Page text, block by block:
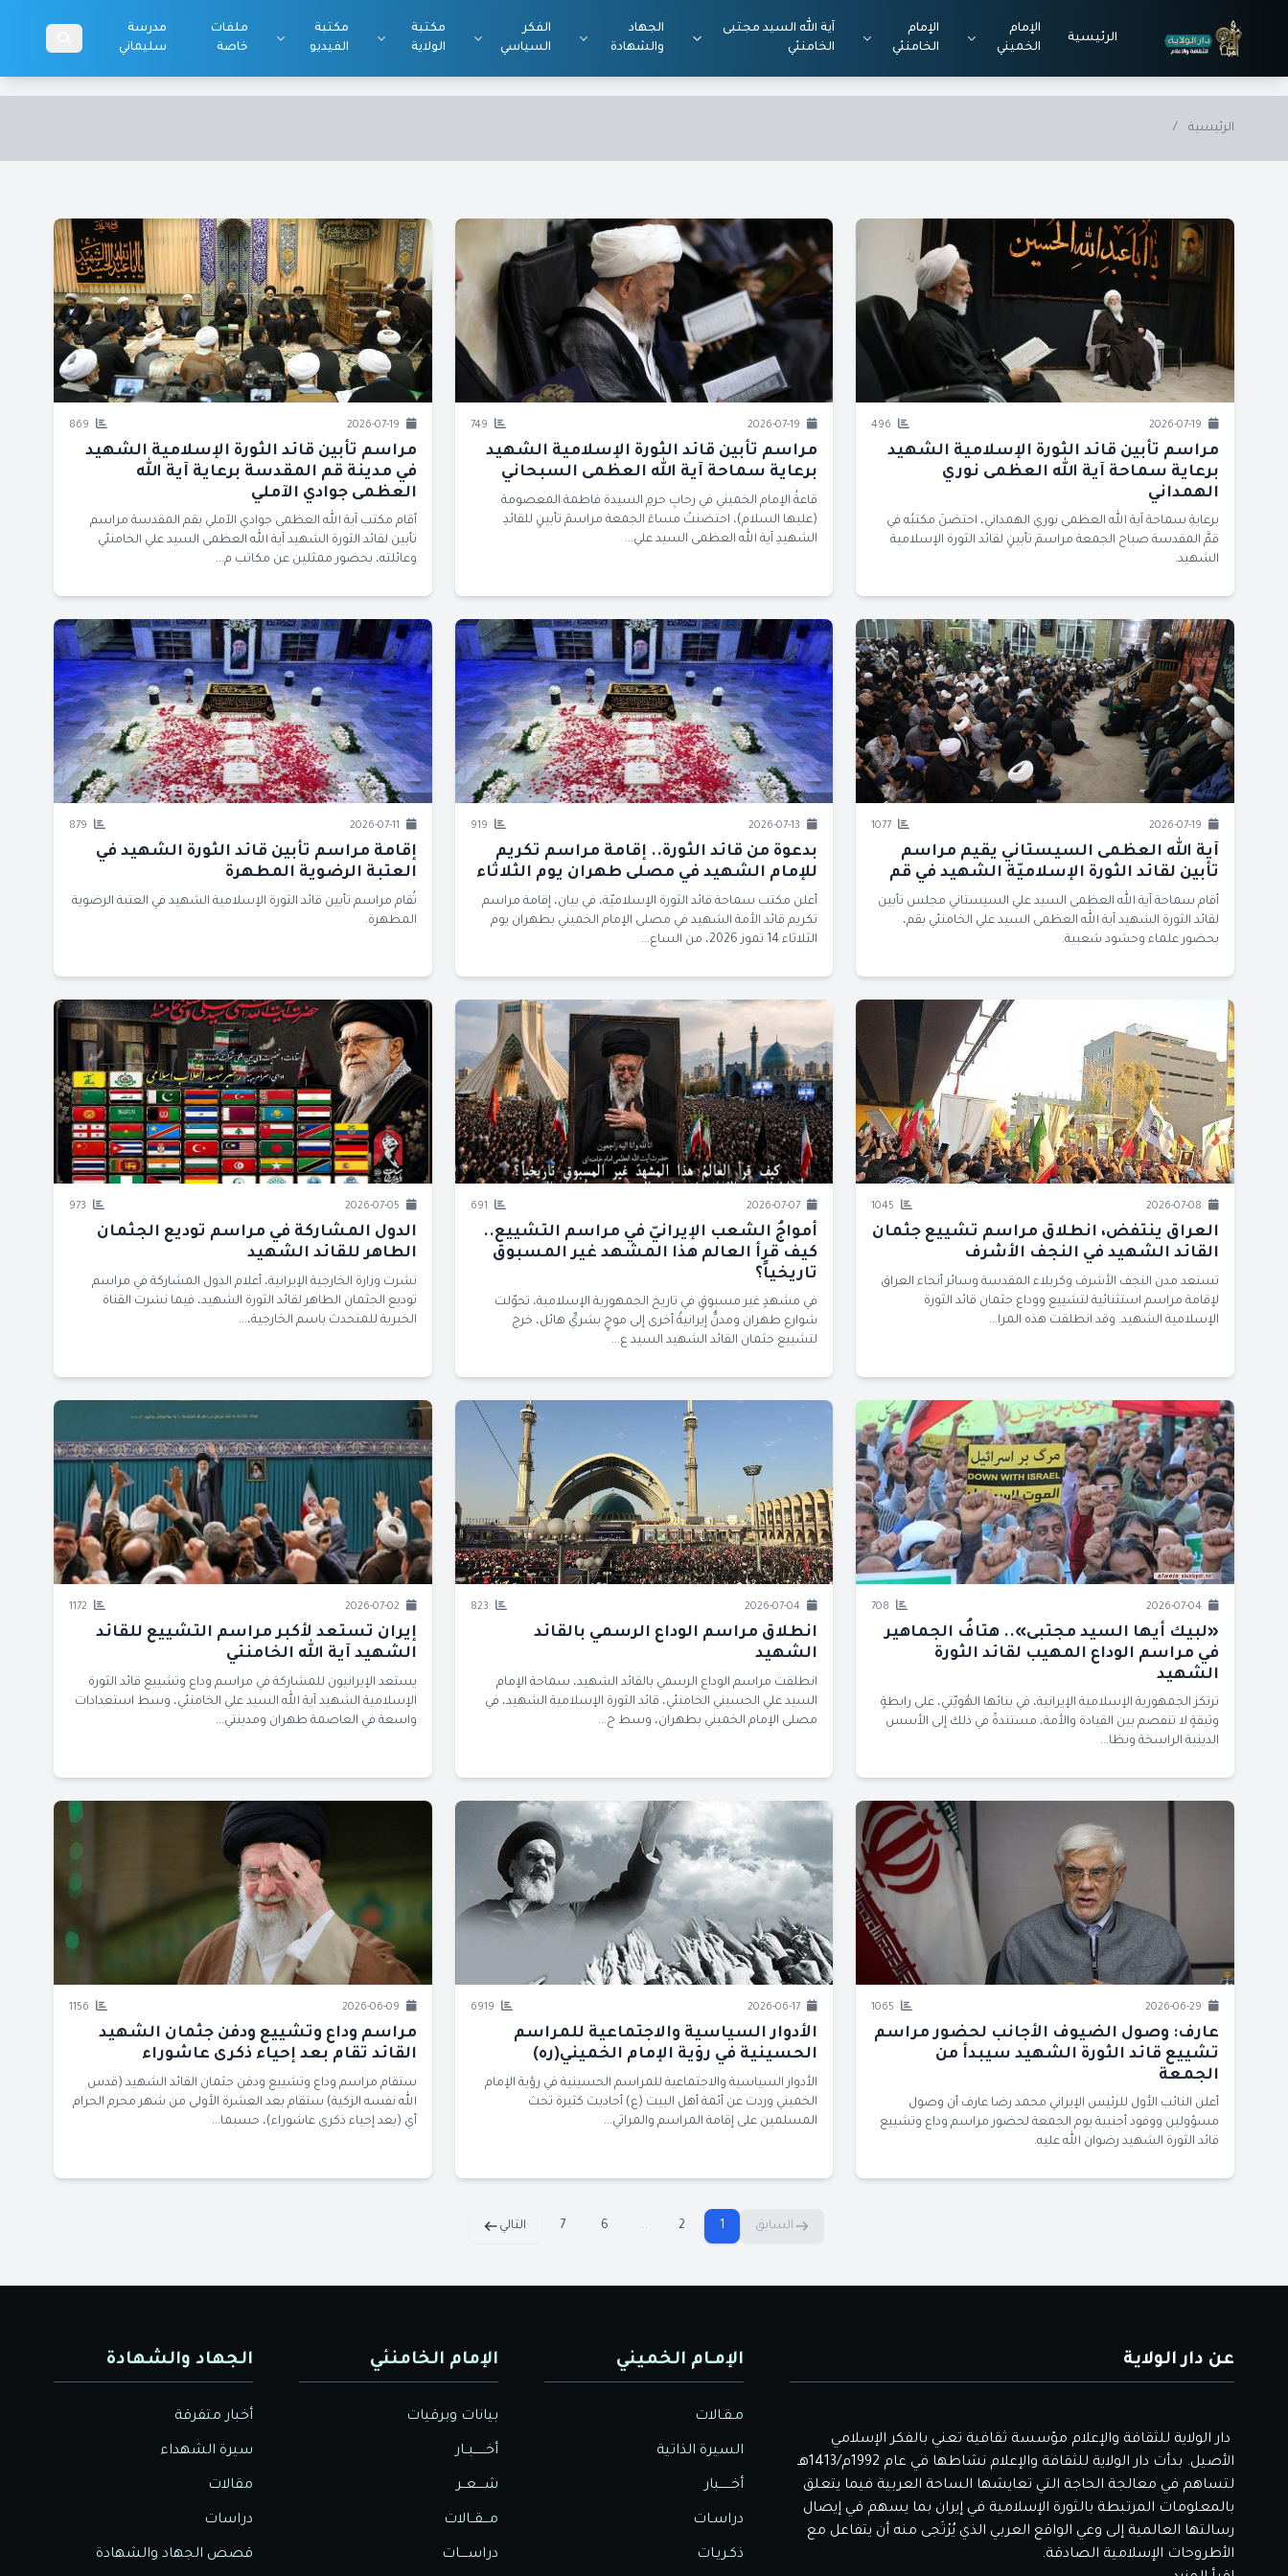
الرئيسية
الإمام
الخميني
الإمام
الخامنئي
آية الله السيد مجتبى
الخامنئي
الجهاد
والشهادة
الفكر
السياسي
مكتبة
الولاية
مكتبة
الفيديو
ملفات
خاصة
مدرسة
سليماني
الرئيسية /
مراسم تأبين قائد الثورة الإسلامية الشهيد
برعاية سماحة آية الله العظمى نوري
الهمداني
برعايةِ سماحة آية الله العظمى نوري الهمداني، احتضنَ مكتبُه في
قمَّ المقدسة صباح الجمعة مراسمَ تأبينٍ لقائد الثورة الإسلامية
الشهيد.
مراسم تأبين قائد الثورة الإسلامية الشهيد
برعاية سماحة آية الله العظمى السبحاني
قاعةُ الإمام الخميني في رحابِ حرمِ السيدة فاطمة المعصومة
(عليها السلام)، احتضنتْ مساءَ الجمعة مراسمَ تأبينٍ للقائدِ
الشهيدِ آية الله العظمى السيد علي...
مراسم تأبين قائد الثورة الإسلامية الشهيد
في مدينة قم المقدسة برعاية آية الله
العظمى جوادي الآملي
أقام مكتب آية الله العظمى جوادي الآملي بقم المقدسة مراسم
تأبين لقائد الثورة الشهيد آية الله العظمى السيد علي الخامنئي
وعائلته، بحضور ممثلين عن مكاتب م...
آية الله العظمى السيستاني يقيم مراسم
تأبين لقائد الثورة الإسلاميّة الشهيد في قم
أقام سماحة آية الله العظمى السيد علي السيستاني مجلس تأبين
لقائد الثورة الشهيد آية الله العظمى السيد علي الخامنئي بقم،
بحضور علماء وحشود شعبية.
بدعوة من قائد الثورة.. إقامة مراسم تكريم
للإمام الشهيد في مصلى طهران يوم الثلاثاء
أعلن مكتب سماحة قائد الثورة الإسلاميّة، في بيان، إقامة مراسم
تكريم قائد الأمة الشهيد في مصلى الإمام الخميني بطهران يوم
الثلاثاء 14 تموز 2026، من الساع...
إقامة مراسم تأبين قائد الثورة الشهيد في
العتبة الرضوية المطهرة
تُقام مراسم تأبين قائد الثورة الإسلامية الشهيد في العتبة الرضوية
المطهرة.
العراق ينتفض، انطلاق مراسم تشييع جثمان
القائد الشهيد في النجف الأشرف
تستعد مدن النجف الأشرف وكربلاء المقدسة وسائر أنحاء العراق
لإقامة مراسم استثنائية لتشييع ووداع جثمان قائد الثورة
الإسلامية الشهيد. وقد انطلقت هذه المرا...
أمواجُ الشعب الإيرانيّ في مراسم التشييع..
كيف قرأ العالم هذا المشهد غير المسبوق
تاريخياً؟
في مشهدٍ غير مسبوقٍ في تاريخ الجمهورية الإسلامية، تحوّلت
شوارع طهران ومدنٌّ إيرانيةٌ أخرى إلى موجٍ بشريٍّ هائل، خرج
لتشييع جثمان القائد الشهيد السيد ع...
الدول المشاركة في مراسم توديع الجثمان
الطاهر للقائد الشهيد
نشرت وزارة الخارجية الإيرانية، أعلام الدول المشاركة في مراسم
توديع الجثمان الطاهر لقائد الثورة الشهيد، فيما نشرت القناة
الخبرية للمتحدث باسم الخارجية،...
«لبيك أيها السيد مجتبى».. هتافُ الجماهير
في مراسم الوداع المهيب لقائد الثورة
الشهيد
ترتكز الجمهورية الإسلامية الإيرانية، في بنائها الهُويّتي، على رابطةٍ
وثيقةٍ لا تنفصم بين القيادة والأمة، مستندةً في ذلك إلى الأسس
الدينية الراسخة ونظا...
انطلاق مراسم الوداع الرسمي بالقائد
الشهيد
انطلقت مراسم الوداع الرسمي بالقائد الشهيد، سماحة الإمام
السيد علي الحسيني الخامنئي، قائد الثورة الإسلامية الشهيد، في
مصلى الإمام الخميني بطهران، وسط ح...
إيران تستعد لأكبر مراسم التشييع للقائد
الشهيد آية الله الخامنئي
يستعد الإيرانيون للمشاركة في مراسم وداع وتشييع قائد الثورة
الإسلامية الشهيد آية الله السيد علي الخامنئي، وسط استعدادات
واسعة في العاصمة طهران ومدينتي...
عارف: وصول الضيوف الأجانب لحضور مراسم
تشييع قائد الثورة الشهيد سيبدأ من
الجمعة
أعلن النائب الأول للرئيس الإيراني محمد رضا عارف أن وصول
مسؤولين ووفود أجنبية يوم الجمعة لحضور مراسم وداع وتشييع
قائد الثورة الشهيد رضوان الله عليه.
الأدوار السياسية والاجتماعية للمراسم
الحسينية في رؤية الإمام الخميني(ره)
الأدوار السياسية والاجتماعية للمراسم الحسينية في رؤية الإمام
الخميني وردت عن أئمة أهل البيت (ع) أحاديث كثيرة تحث
المسلمين على إقامة المراسم والمراثي...
مراسم وداع وتشييع ودفن جثمان الشهيد
القائد تقام بعد إحياء ذكرى عاشوراء
ستقام مراسم وداع وتشييع ودفن جثمان القائد الشهيد (قدس
الله نفسه الزكية) ستقام بعد العشرة الأولى من شهر محرم الحرام
أي (بعد إحياء ذكرى عاشوراء)، حسبما...
السابق 1
2
...
6
7 التالي
عن دار الولاية
دار الولاية للثقافة والإعلام مؤسسة ثقافية تعني بالفكر الإسلامي
الأصيل. بدأت دار الولاية للثقافة والإعلام نشاطها في عام 1992م/1413هـ
لتساهم في معالجة الحاجة التي تعايشها الساحة العربية فيما يتعلق
بالمعلومات المرتبطة بالثورة الإسلامية في إيران بما يسهم في إيصال
رسالتها العالمية إلى وعي الواقع العربي الذي يُرْتَجى منه أن يتفاعل مع
الأطروحات الإسلامية الصادقة.
الإمـام الخميني
مـقـالات
السيرة الذاتية
أخــــــبار
دراسـات
ذكـريـات
الإمام الخامنئي
بيانات وبرقيات
أخــــــبــار
شــــعــر
مـــقــالات
دراســــات
الجهاد والشهادة
أخبار متفرقة
سيرة الشهداء
مقالات
دراسات
قصص الجهاد والشهادة